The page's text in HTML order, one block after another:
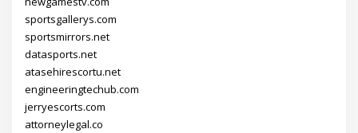
sportsgallerys.com
sportsmirrors.net
datasports.net
atasehirescortu.net
engineeringtechub.com
jerryescorts.com
attorneylegal.co